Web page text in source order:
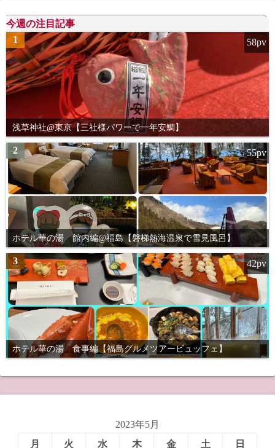
今週の注目記事
1
浅草神社@東京【三社様パワーで一年安鯛】
58pv
2
ホテル華の湯 館内編@福島【磐梯熱海温泉で雪見風呂】
55pv
3
ホテル華の湯 食事編【福島グルメツアービュッフェ】
42pv
2023年5月
月
火 水 木 金 土 日